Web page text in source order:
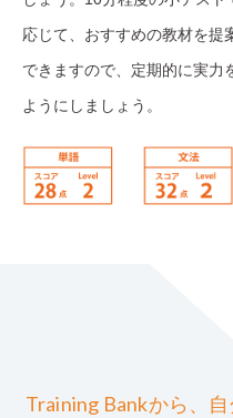
応じて、おすすめの教材を提
できますので、定期的に実力
ようにしましょう。
Training Bankから、